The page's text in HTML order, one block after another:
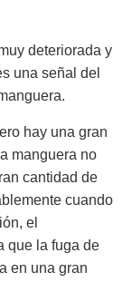
deteriorada y
una señal del
hay una gran
manguera no
cantidad de
cuando
el
que la fuga de
en una gran